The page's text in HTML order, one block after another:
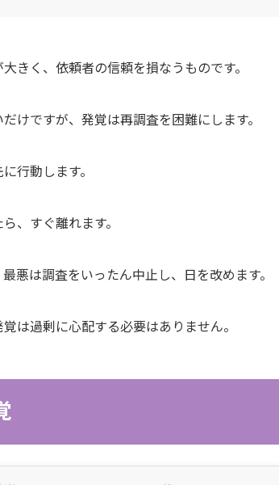
きく、依頼者の信頼を損なうものです。
けですが、発覚は再調査を困難にします。
行動します。
、すぐ離れます。
悪は調査をいったん中止し、日を改めます。
は過剰に心配する必要はありません。